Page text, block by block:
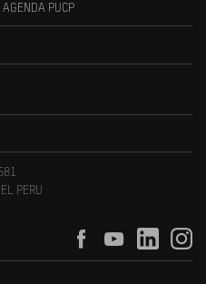
AGENDA PUCP
PERU